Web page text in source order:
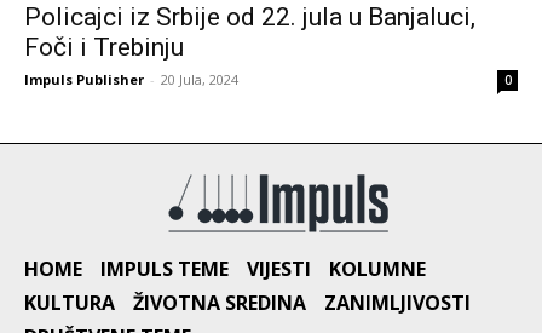
Policajci iz Srbije od 22. jula u Banjaluci,
Foči i Trebinju
Impuls Publisher - 20 Jula, 2024 0
HOME IMPULS TEME VIJESTI
KOLUMNE
KULTURA
ŽIVOTNA SREDINA
ZANIMLJIVOSTI